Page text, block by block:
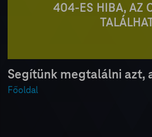
404-ES HIBA, AZ
Segítünk megtalálni azt,
Főoldal